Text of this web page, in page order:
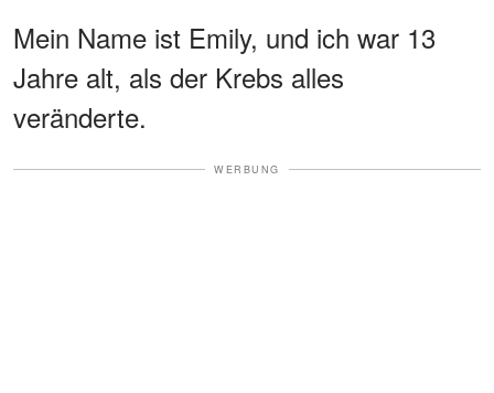
Mein Name ist Emily, und ich war 13
Jahre alt, als der Krebs alles
veränderte.
WERBUNG